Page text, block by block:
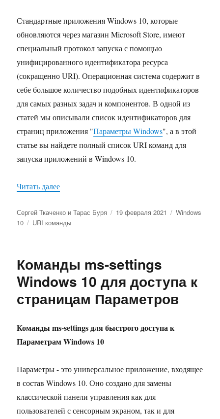
Стандартные приложения Windows 10, которые
обновляются через магазин Microsoft Store, имеют
специальный протокол запуска с помощью
унифицированного идентификатора ресурса
(сокращенно URI). Операционная система содержит в
себе большое количество подобных идентификаторов
для самых разных задач и компонентов. В одной из
статей мы описывали список идентификаторов для
страниц приложения "ПараметрыWindows", а в этой
статье вы найдете полный список URI команд для
запуска приложений в Windows 10.
Читать далее«Список URI команд для запуска приложений
Автор
Сергей Ткаченко и Тарас Буря Опубликовано
19 февраля 2021 Рубрики
Windows
10
Метки
URI команды
Команды ms-settings
Windows 10 для доступа к
страницам Параметров
Команды ms-settings для быстрого доступа к
Параметрам Windows 10
Параметры - это универсальное приложение, входящее
в состав Windows 10. Оно создано для замены
классической панели управления как для
пользователей с сенсорным экраном, так и для